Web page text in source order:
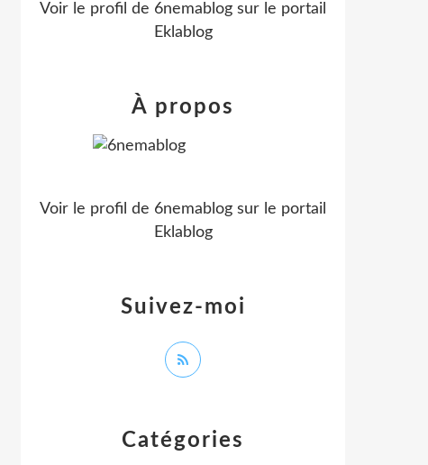
Catégories
Voir le profil de 6nemablog sur le portail
Eklablog
Suivez-moi
À propos
Voir le profil de 6nemablog sur le portail
Eklablog